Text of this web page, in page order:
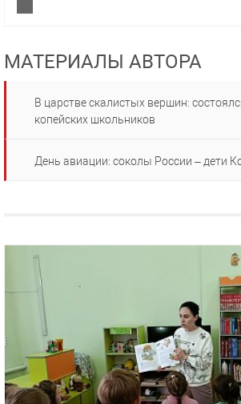
МАТЕРИАЛЫ АВТОРА
В царстве скалистых вершин:
копейских школьников
День авиации: соколы России – дети